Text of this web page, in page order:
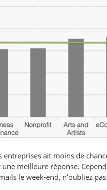
entreprises ait moins de
meilleure réponse.
le week-end, n’oubliez